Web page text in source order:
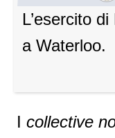
L’esercito
a Waterloo.
I collective